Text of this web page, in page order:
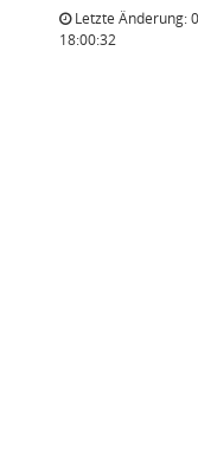
Letzte Änderung:
18:00:32